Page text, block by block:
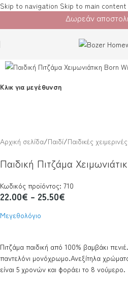
Skip to navigation Skip to main content
Δωρεάν
Κλικ για μεγέθυνση
Αρχική σελίδα/Παιδί/Παιδικές
Παιδική Πιτζάμα
Κωδικός προϊόντος: 710
22.00€ – 25.50€
Μεγεθολόγιο
Πιτζάμα παιδική από 100% βαμβάκι
παντελόνι μονόχρωμο.Ανεξίτηλα
είναι 5 χρονών και φοράει το 8 νούμερο.